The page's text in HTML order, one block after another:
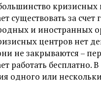
кризисных
существовать за счет
и иностранных
центров нет
не закрываются –
работать бесплатно. В
одного или